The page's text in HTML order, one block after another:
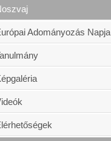
Adományozás Napja